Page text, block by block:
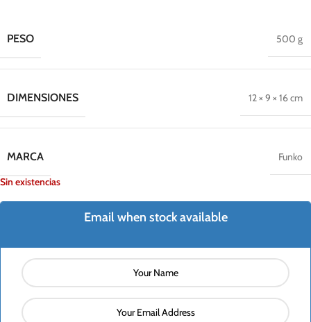
PESO 500 g
DIMENSIONES 12 × 9 × 16 cm
MARCA
Funko
Sin existencias
Email when stock available